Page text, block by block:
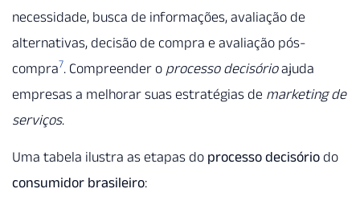
necessidade, busca de informações, avaliação de
alternativas, decisão de compra e avaliação pós-
compra7. Compreender o processo decisórioajuda
empresas a melhorar suas estratégias de marketing de
serviços.
Uma tabela ilustra as etapas do processo decisório do
consumidor brasileiro: